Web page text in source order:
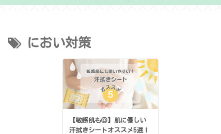
におい対策
【敏感肌も◎】肌に優しい
汗拭きシートオススメ5選！